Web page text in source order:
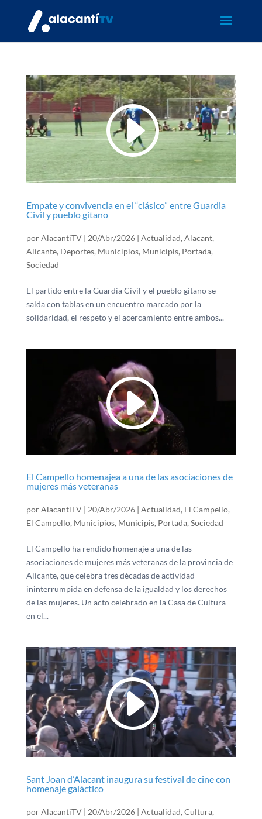
Empate y convivencia en el “clásico” entre Guardia
Civil y pueblo gitano
porAlacantiTV| 20/Abr/2026| Actualidad, Alacant,
Alicante, Deportes, Municipios, Municipis, Portada,
Sociedad
El partido entre la Guardia Civil y el pueblo gitano se
salda con tablas en un encuentro marcado por la
solidaridad, el respeto y el acercamiento entre ambos...
El Campello homenajea a una de las asociaciones de
mujeres más veteranas
porAlacantiTV| 20/Abr/2026| Actualidad, El Campello,
El Campello, Municipios, Municipis, Portada, Sociedad
El Campello ha rendido homenaje a una de las
asociaciones de mujeres más veteranas de la provincia de
Alicante, que celebra tres décadas de actividad
ininterrumpida en defensa de la igualdad y los derechos
de las mujeres. Un acto celebrado en la Casa de Cultura
en el...
Sant Joan d’Alacant inaugura su festival de cine con
homenaje galáctico
porAlacantiTV| 20/Abr/2026| Actualidad, Cultura,